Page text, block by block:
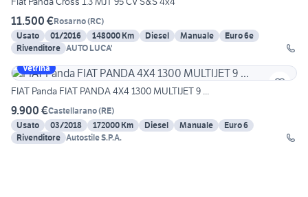
11.500 €Rosarno(RC)
Usato
01/2016 148000 Km Diesel Manuale
Euro 6e
Rivenditore AUTO LUCA'
Vetrina
FIAT Panda FIAT PANDA 4X4 1300 MULTIJET 9 ...
9.900 €Castellarano(RE)
Usato
03/2018 172000 Km Diesel Manuale
Euro 6
Rivenditore Autostile S.P.A.